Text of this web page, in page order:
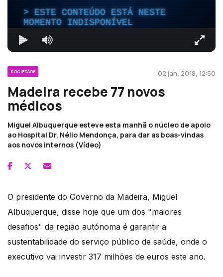
ESTE CONTEÚDO ESTÁ NESTE
MOMENTO INDISPONÍVEL
SOCIEDADE 02 jan, 2018, 12:50
Madeira recebe 77 novos
médicos
Miguel Albuquerque esteve esta manhã o núcleo de apoio
ao Hospital Dr. Nélio Mendonça, para dar as boas-vindas
aos novos internos (Vídeo)
O presidente do Governo da Madeira, Miguel
Albuquerque, disse hoje que um dos "maiores
desafios" da região autónoma é garantir a
sustentabilidade do serviço público de saúde, onde o
executivo vai investir 317 milhões de euros este ano.